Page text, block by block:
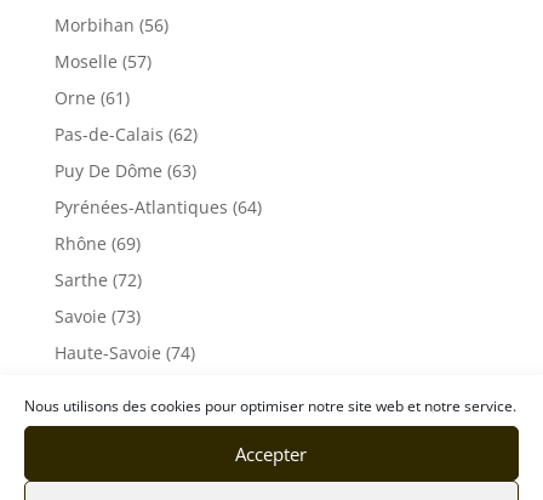
Nous utilisons des cookies pour optimiser notre site web et notre service.
Accepter
Morbihan (56)
Moselle (57)
Orne (61)
Pas-de-Calais (62)
Puy De Dôme (63)
Pyrénées-Atlantiques (64)
Rhône (69)
Sarthe (72)
Savoie (73)
Haute-Savoie (74)
Seine-Maritime (76)